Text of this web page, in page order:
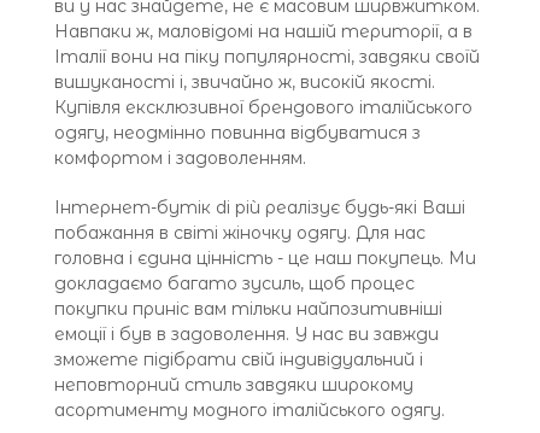
ви у нас знайдете, не є масовим ширвжитком.
Навпаки ж, маловідомі на нашій території, а в
Італії вони на піку популярності, завдяки своїй
вишуканості і, звичайно ж, високій якості.
Купівля ексклюзивної брендового італійського
одягу, неодмінно повинна відбуватися з
комфортом і задоволенням.
Інтернет-бутік di più реалізує будь-які Ваші
побажання в світі жіночку одягу. Для нас
головна і єдина цінність - це наш покупець. Ми
докладаємо багато зусиль, щоб процес
покупки приніс вам тільки найпозитивніші
емоції і був в задоволення. У нас ви завжди
зможете підібрати свій індивідуальний і
неповторний стиль завдяки широкому
асортименту модного італійського одягу.